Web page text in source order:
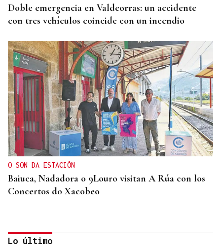
Doble emergencia en Valdeorras: un accidente
con tres vehículos coincide con un incendio
O SON DA ESTACIÓN
Baiuca, Nadadora o 9Louro visitan A Rúa con los
Concertos do Xacobeo
Lo último